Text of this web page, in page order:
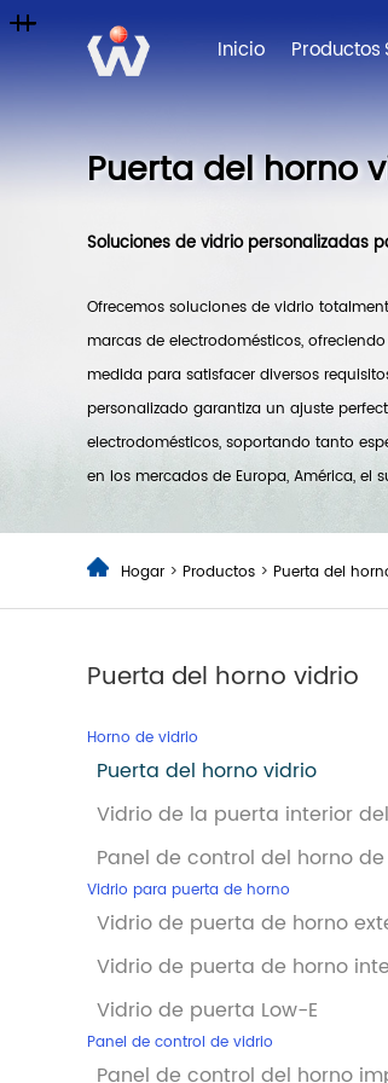
Inicio Productos
Puerta del horno
Soluciones de vidrio personalizadas
Ofrecemos soluciones de vidrio
marcas de electrodomésticos,
medida para satisfacer diversos
personalizado garantiza un ajuste
electrodomésticos, soportando tanto
en los mercados de Europa, América, el
Hogar > Productos > Puerta del
Puerta del horno vidrio
Horno de vidrio
Puerta del horno vidrio
Vidrio de la puerta interior
Panel de control del horno
Vidrio para puerta de horno
Vidrio de puerta de horno
Vidrio de puerta de horno
Vidrio de puerta Low-E
Panel de control de vidrio
Panel de control del horno